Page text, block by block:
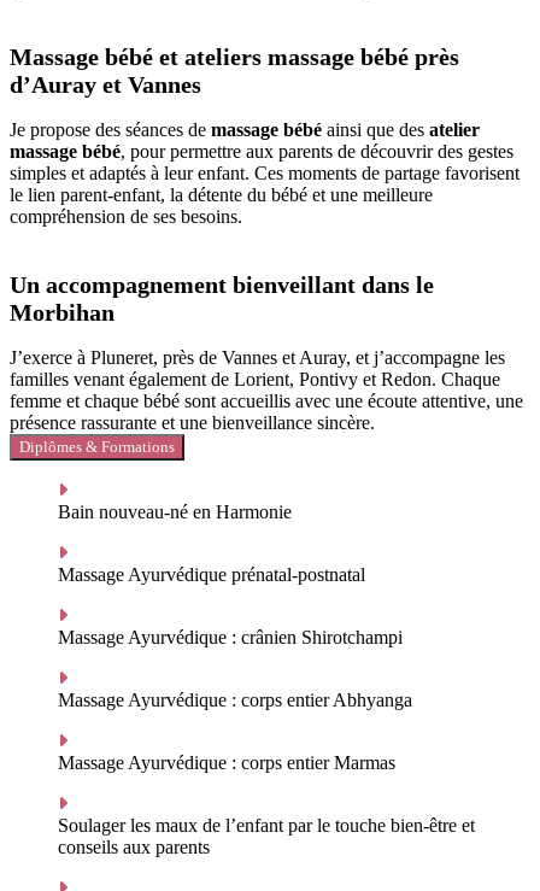
Massage bébé et ateliers massage bébé près
d’Auray et Vannes
Je propose des séances de massage bébé ainsi que des atelier
massage bébé, pour permettre aux parents de découvrir des gestes
simples et adaptés à leur enfant. Ces moments de partage favorisent
le lien parent-enfant, la détente du bébé et une meilleure
compréhension de ses besoins.
Un accompagnement bienveillant dans le
Morbihan
J’exerce à Pluneret, près de Vannes et Auray, et j’accompagne les
familles venant également de Lorient, Pontivy et Redon. Chaque
femme et chaque bébé sont accueillis avec une écoute attentive, une
présence rassurante et une bienveillance sincère.
Diplômes & Formations
Bain nouveau-né en Harmonie
Massage Ayurvédique prénatal-postnatal
Massage Ayurvédique : crânien Shirotchampi
Massage Ayurvédique : corps entier Abhyanga
Massage Ayurvédique : corps entier Marmas
Soulager les maux de l’enfant par le touche bien-être et
conseils aux parents